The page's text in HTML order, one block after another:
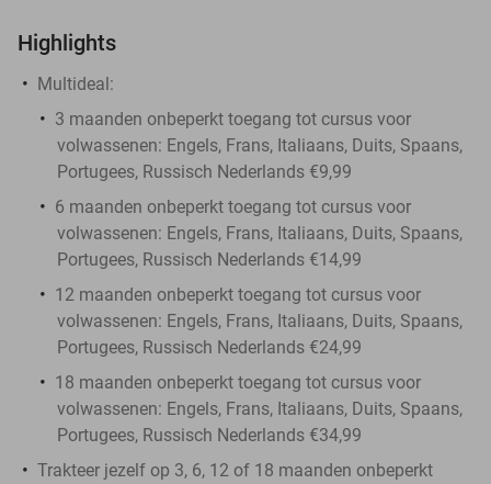
Highlights
Multideal:
3 maanden onbeperkt toegang tot cursus voor
volwassenen: Engels, Frans, Italiaans, Duits, Spaans,
Portugees, Russisch Nederlands €9,99
6 maanden onbeperkt toegang tot cursus voor
volwassenen: Engels, Frans, Italiaans, Duits, Spaans,
Portugees, Russisch Nederlands €14,99
12 maanden onbeperkt toegang tot cursus voor
volwassenen: Engels, Frans, Italiaans, Duits, Spaans,
Portugees, Russisch Nederlands €24,99
18 maanden onbeperkt toegang tot cursus voor
volwassenen: Engels, Frans, Italiaans, Duits, Spaans,
Portugees, Russisch Nederlands €34,99
Trakteer jezelf op 3, 6, 12 of 18 maanden onbeperkt